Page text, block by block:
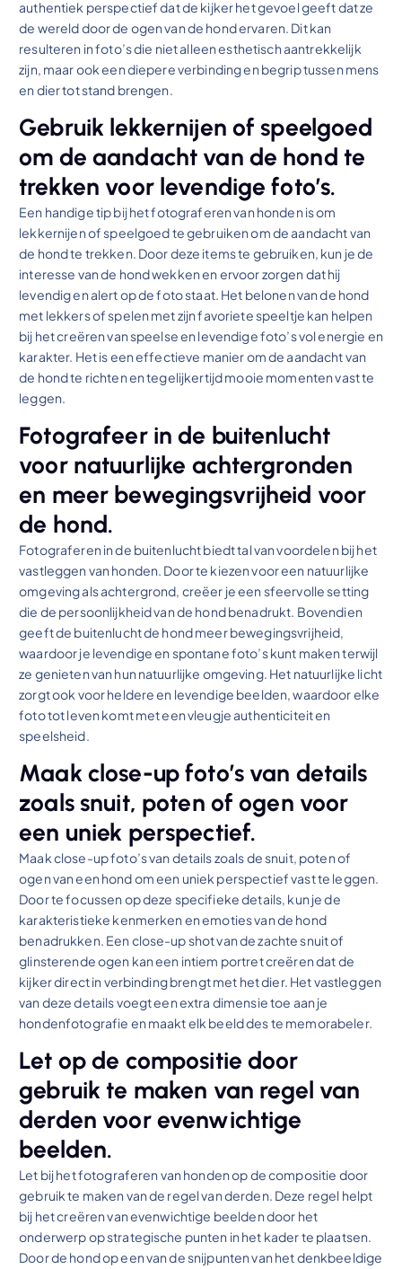
authentiek perspectief dat de kijker het gevoel geeft dat ze
de wereld door de ogen van de hond ervaren. Dit kan
resulteren in foto’s die niet alleen esthetisch aantrekkelijk
zijn, maar ook een diepere verbinding en begrip tussen mens
en dier tot stand brengen.
Gebruik lekkernijen of speelgoed
om de aandacht van de hond te
trekken voor levendige foto’s.
Een handige tip bij het fotograferen van honden is om
lekkernijen of speelgoed te gebruiken om de aandacht van
de hond te trekken. Door deze items te gebruiken, kun je de
interesse van de hond wekken en ervoor zorgen dat hij
levendig en alert op de foto staat. Het belonen van de hond
met lekkers of spelen met zijn favoriete speeltje kan helpen
bij het creëren van speelse en levendige foto’s vol energie en
karakter. Het is een effectieve manier om de aandacht van
de hond te richten en tegelijkertijd mooie momenten vast te
leggen.
Fotografeer in de buitenlucht
voor natuurlijke achtergronden
en meer bewegingsvrijheid voor
de hond.
Fotograferen in de buitenlucht biedt tal van voordelen bij het
vastleggen van honden. Door te kiezen voor een natuurlijke
omgeving als achtergrond, creëer je een sfeervolle setting
die de persoonlijkheid van de hond benadrukt. Bovendien
geeft de buitenlucht de hond meer bewegingsvrijheid,
waardoor je levendige en spontane foto’s kunt maken terwijl
ze genieten van hun natuurlijke omgeving. Het natuurlijke licht
zorgt ook voor heldere en levendige beelden, waardoor elke
foto tot leven komt met een vleugje authenticiteit en
speelsheid.
Maak close-up foto’s van details
zoals snuit, poten of ogen voor
een uniek perspectief.
Maak close-up foto’s van details zoals de snuit, poten of
ogen van een hond om een uniek perspectief vast te leggen.
Door te focussen op deze specifieke details, kun je de
karakteristieke kenmerken en emoties van de hond
benadrukken. Een close-up shot van de zachte snuit of
glinsterende ogen kan een intiem portret creëren dat de
kijker direct in verbinding brengt met het dier. Het vastleggen
van deze details voegt een extra dimensie toe aan je
hondenfotografie en maakt elk beeld des te memorabeler.
Let op de compositie door
gebruik te maken van regel van
derden voor evenwichtige
beelden.
Let bij het fotograferen van honden op de compositie door
gebruik te maken van de regel van derden. Deze regel helpt
bij het creëren van evenwichtige beelden door het
onderwerp op strategische punten in het kader te plaatsen.
Door de hond op een van de snijpunten van het denkbeeldige